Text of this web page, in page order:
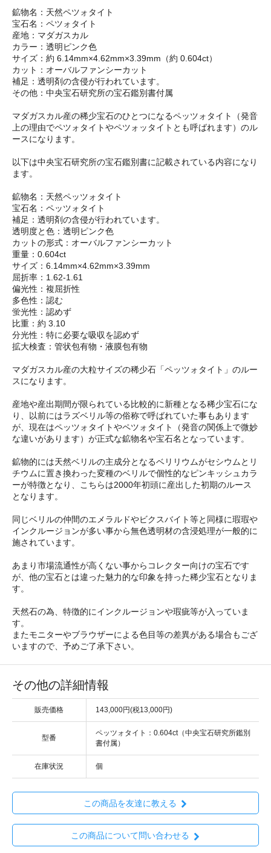
鉱物名：天然ペツォタイト
宝石名：ペツォタイト
産地：マダガスカル
カラー：透明ピンク色
サイズ：約 6.14mm×4.62mm×3.39mm（約 0.604ct）
カット：オーバルファンシーカット
補足：透明剤の含侵が行われています。
その他：中央宝石研究所の宝石鑑別書付属
マダガスカル産の稀少宝石のひとつになるペッツォタイト（発音
上の理由でペツォタイトやペツォッタイトとも呼ばれます）のル
ースになります。
以下は中央宝石研究所の宝石鑑別書に記載されている内容になり
ます。
鉱物名：天然ペッツォタイト
宝石名：ペッツォタイト
補足：透明剤の含侵が行われています。
透明度と色：透明ピンク色
カットの形式：オーバルファンシーカット
重量：0.604ct
サイズ：6.14mm×4.62mm×3.39mm
屈折率：1.62-1.61
偏光性：複屈折性
多色性：認む
蛍光性：認めず
比重：約 3.10
分光性：特に必要な吸収を認めず
拡大検査：管状包有物・液膜包有物
マダガスカル産の大粒サイズの稀少石「ペッツォタイト」のルー
スになります。
産地や産出期間が限られている比較的に新種となる稀少宝石にな
り、以前にはラズベリル等の俗称で呼ばれていた事もあります
が、現在はペッツォタイトやペツォタイト（発音の関係上で微妙
な違いがあります）が正式な鉱物名や宝石名となっています。
鉱物的には天然ベリルの主成分となるベリリウムがセシウムとリ
チウムに置き換わった変種のベリルで個性的なピンキッシュカラ
ーが特徴となり、こちらは2000年初頭に産出した初期のルース
となります。
同じベリルの仲間のエメラルドやビクスバイト等と同様に瑕瑕や
インクルージョンが多い事から無色透明材の含浸処理が一般的に
施されています。
あまり市場流通性が高くない事からコレクター向けの宝石です
が、他の宝石とは違った魅力的な印象を持った稀少宝石となりま
す。
天然石の為、特徴的にインクルージョンや瑕疵等が入っていま
す。
またモニターやブラウザーによる色目等の差異がある場合もござ
いますので、予めご了承下さい。
その他の詳細情報
販売価格 143,000円(税13,000円)
型番
ペッツォタイト：0.604ct（中央宝石研究所鑑別
書付属）
在庫状況 個
この商品を友達に教える
この商品について問い合わせる